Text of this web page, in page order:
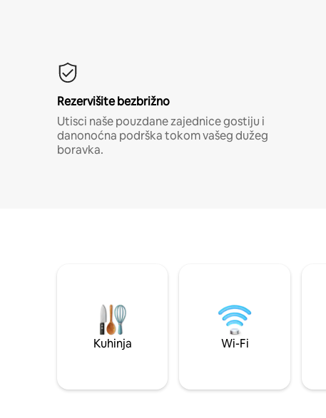
Rezervišite bezbrižno
Utisci naše pouzdane zajednice gostiju i
danonoćna podrška tokom vašeg dužeg
boravka.
Kuhinja Wi-Fi